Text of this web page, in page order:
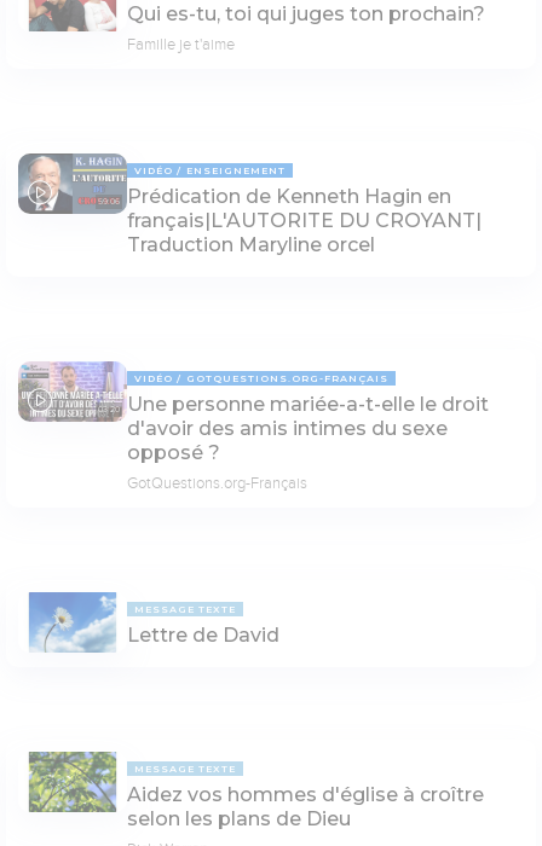
Qui es-tu, toi qui juges ton prochain?
Famille je t'aime
59:06
VIDÉO ENSEIGNEMENT
Prédication de Kenneth Hagin en
français|L'AUTORITE DU CROYANT|
Traduction Maryline orcel
03:20
VIDÉO GOTQUESTIONS.ORG-FRANÇAIS
Une personne mariée-a-t-elle le droit
d'avoir des amis intimes du sexe
opposé ?
GotQuestions.org-Français
MESSAGE TEXTE
Lettre de David
MESSAGE TEXTE
Aidez vos hommes d'église à croître
selon les plans de Dieu